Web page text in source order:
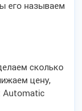
его называем
сколько
цену,
Automatic